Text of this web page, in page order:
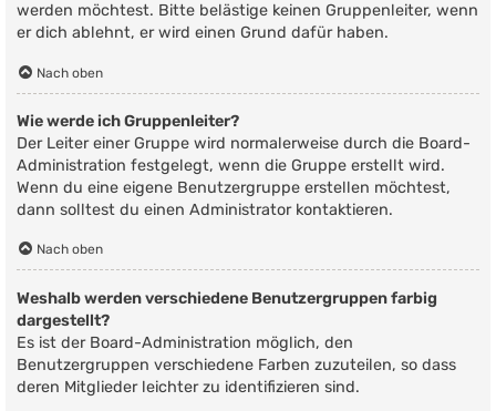
werden möchtest. Bitte belästige keinen Gruppenleiter, wenn
er dich ablehnt, er wird einen Grund dafür haben.
Nach oben
Wie werde ich Gruppenleiter?
Der Leiter einer Gruppe wird normalerweise durch die Board-
Administration festgelegt, wenn die Gruppe erstellt wird.
Wenn du eine eigene Benutzergruppe erstellen möchtest,
dann solltest du einen Administrator kontaktieren.
Nach oben
Weshalb werden verschiedene Benutzergruppen farbig
dargestellt?
Es ist der Board-Administration möglich, den
Benutzergruppen verschiedene Farben zuzuteilen, so dass
deren Mitglieder leichter zu identifizieren sind.